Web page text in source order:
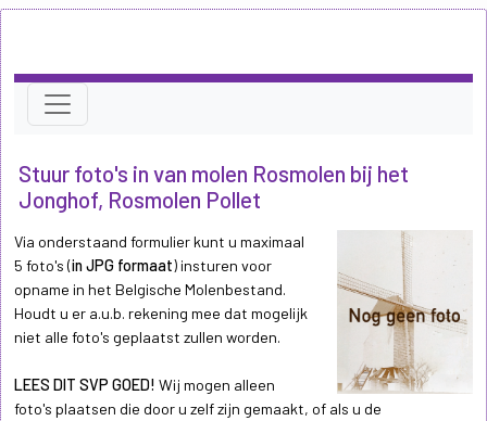
Stuur foto's in van molen Rosmolen bij het
Jonghof, Rosmolen Pollet
Via onderstaand formulier kunt u maximaal
5 foto's (in JPG formaat) insturen voor
opname in het Belgische Molenbestand.
Houdt u er a.u.b. rekening mee dat mogelijk
niet alle foto's geplaatst zullen worden.
LEES DIT SVP GOED! Wij mogen alleen
foto's plaatsen die door u zelf zijn gemaakt, of als u de